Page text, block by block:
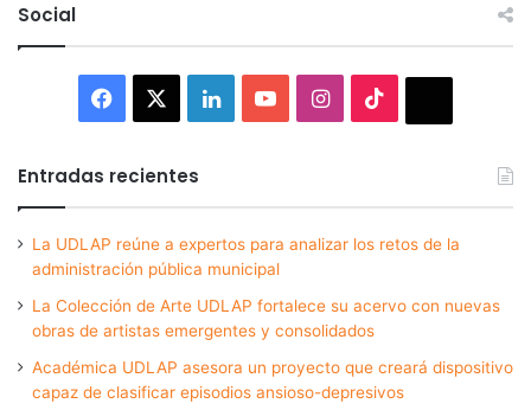
Social
Facebook LinkedInYouTubeInstagram
Entradas recientes
La UDLAP reúne a expertos para analizar los retos de la
administración pública municipal
La Colección de Arte UDLAP fortalece su acervo con nuevas
obras de artistas emergentes y consolidados
Académica UDLAP asesora un proyecto que creará dispositivo
capaz de clasificar episodios ansioso-depresivos